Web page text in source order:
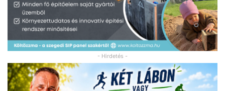
- Hirdetés -